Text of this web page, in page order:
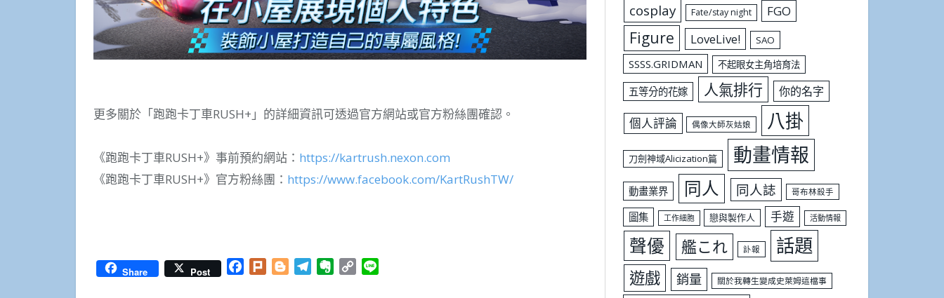
更多關於「跑跑卡丁車RUSH+」的詳細資訊可透過官方網站或官方粉絲團確認。
《跑跑卡丁車RUSH+》事前預約網站： https://kartrush.nexon.com
《跑跑卡丁車RUSH+》官方粉絲團： https://www.facebook.com/KartRushTW/
Share Post Facebook
Plurk BloggerTelegramEvernote
Copy
cosplay Fate/stay night FGO
Figure LoveLive! SAO
SSSS.GRIDMAN 不起眼女主角培育法
五等分的花嫁 人氣排行 你的名字
個人評論 偶像大師灰姑娘 八掛
刀劍神域Alicization篇 動畫情報
動畫業界 同人 同人誌 哥布林殺手
圖集 工作細胞 戀與製作人 手遊 活動情報
聲優 艦これ 訃報 話題
遊戲 銷量 關於我轉生變成史萊姆這檔事